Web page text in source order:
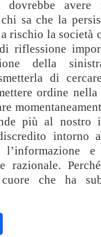
sa che la
rischio la società
riflessione
della
di
ordine nella
più al nostro
intorno
e
che ha